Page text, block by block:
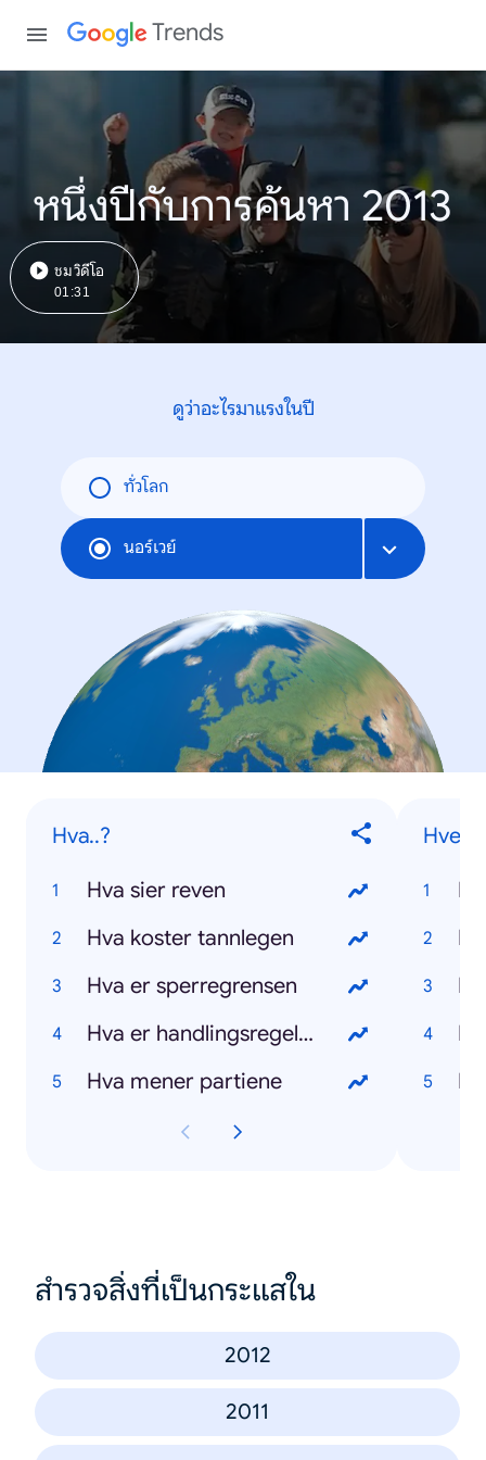
Trends
หนึ่งปีกับการค้นหา 2013
ชมวิดีโอ
01:31
ดูว่าอะไรมาแรงในปี
ทั่วโลก
นอร์เวย์
Hva..?
Hva sier reven
Hva koster tannlegen
Hva er sperregrensen
Hva er handlingsregelen
Hva mener partiene
สำรวจสิ่งที่เป็นกระแสใน
2012
2011